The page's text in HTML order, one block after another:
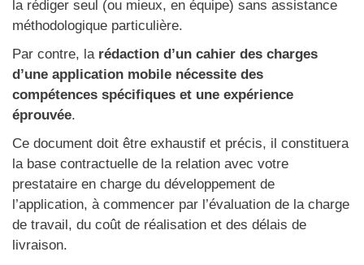
la rédiger seul (ou mieux, en équipe) sans assistance
méthodologique particulière.
Par contre, la rédaction d’un cahier des charges
d’une application mobile nécessite des
compétences spécifiques et une expérience
éprouvée.
Ce document doit être exhaustif et précis, il constituera
la base contractuelle de la relation avec votre
prestataire en charge du développement de
l’application, à commencer par l’évaluation de la charge
de travail, du coût de réalisation et des délais de
livraison.